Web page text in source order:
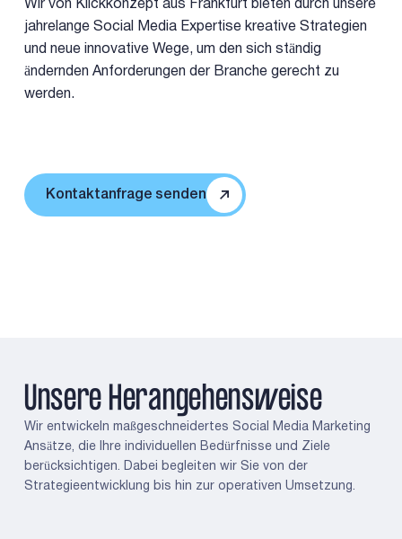
Wir von Klickkonzept aus Frankfurt bieten durch unsere
jahrelange Social Media Expertise kreative Strategien
und neue innovative Wege, um den sich ständig
ändernden Anforderungen der Branche gerecht zu
werden.
Kontaktanfrage senden
Unsere Herangehensweise
Wir entwickeln maßgeschneidertes Social Media Marketing
Ansätze, die Ihre individuellen Bedürfnisse und Ziele
berücksichtigen. Dabei begleiten wir Sie von der
Strategieentwicklung bis hin zur operativen Umsetzung.